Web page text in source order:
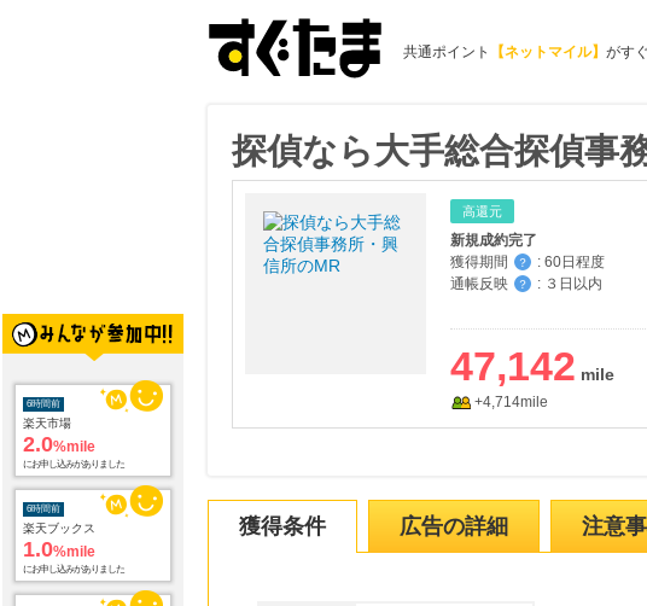
共通ポイント 【ネットマイル】 がす
6時間前
楽天市場
2.0%mile
にお申し込みがありました
6時間前
楽天ブックス
1.0%mile
にお申し込みがありました
探偵なら大手総合探偵事
高還元
新規成約完了
獲得期間
？ : 60日程度
通帳反映
？ : ３日以内
47,142
+4,714mile
獲得条件 広告の詳細 注意